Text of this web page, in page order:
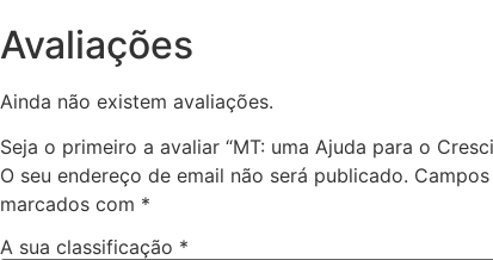
Avaliações
Ainda não existem avaliações.
Seja o primeiro a avaliar “MT: uma Ajuda para o
O seu endereço de email não será publicado.
marcados com *
A sua classificação *